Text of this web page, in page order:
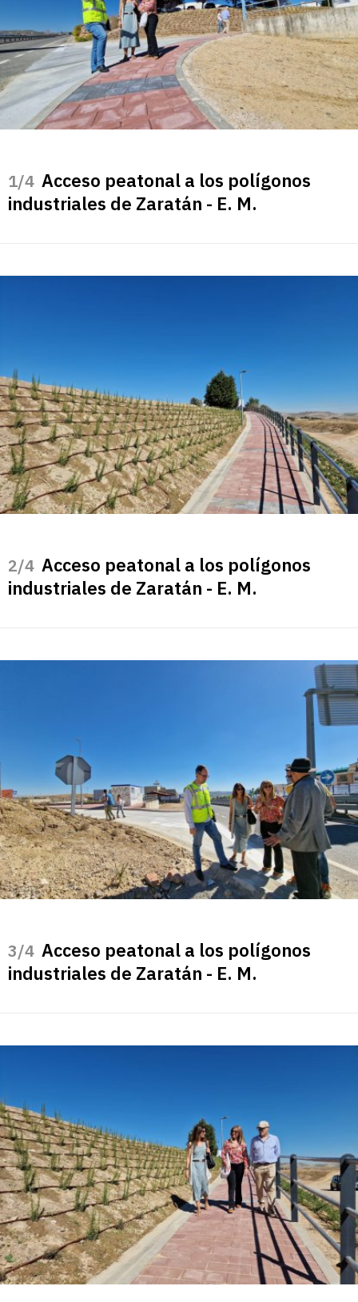
/4 Acceso peatonal a los polígonos
industriales de Zaratán - E. M.
/4 Acceso peatonal a los polígonos
industriales de Zaratán - E. M.
/4 Acceso peatonal a los polígonos
industriales de Zaratán - E. M.